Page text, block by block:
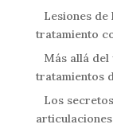
Lesiones
tratamiento
Más allá del
tratamientos
Los
articulaciones